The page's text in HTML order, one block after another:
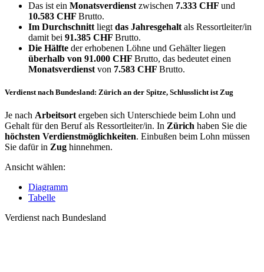
Das ist ein Monatsverdienst zwischen 7.333 CHF und
10.583 CHF Brutto.
Im Durchschnitt liegt das Jahresgehalt als Ressortleiter/in
damit bei 91.385 CHF Brutto.
Die Hälfte der erhobenen Löhne und Gehälter liegen
überhalb von 91.000 CHF Brutto, das bedeutet einen
Monatsverdienst von 7.583 CHF Brutto.
Verdienst nach Bundesland: Zürich an der Spitze, Schlusslicht ist Zug
Je nach Arbeitsort ergeben sich Unterschiede beim Lohn und
Gehalt für den Beruf als Ressortleiter/in. In Zürich haben Sie die
höchsten Verdienstmöglichkeiten. Einbußen beim Lohn müssen
Sie dafür in Zug hinnehmen.
Ansicht wählen:
Diagramm
Tabelle
Verdienst nach Bundesland